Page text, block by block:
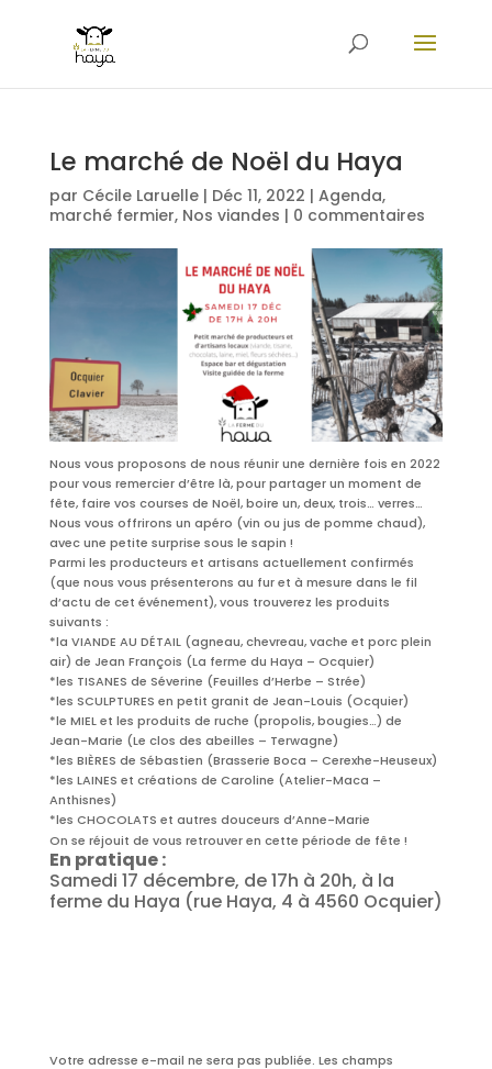
Le marché de Noël du Haya
par Cécile Laruelle| Déc 11, 2022 | Agenda,
marché fermier, Nos viandes | 0 commentaires
Nous vous proposons de nous réunir une dernière fois en 2022
pour vous remercier d’être là, pour partager un moment de
fête, faire vos courses de Noël, boire un, deux, trois… verres…
Nous vous offrirons un apéro (vin ou jus de pomme chaud),
avec une petite surprise sous le sapin !
Parmi les producteurs et artisans actuellement confirmés
(que nous vous présenterons au fur et à mesure dans le fil
d’actu de cet événement), vous trouverez les produits
suivants :
*la VIANDE AU DÉTAIL (agneau, chevreau, vache et porc plein
air) de Jean François (La ferme du Haya – Ocquier)
*les TISANES de Séverine (Feuilles d’Herbe – Strée)
*les SCULPTURES en petit granit de Jean-Louis (Ocquier)
*le MIEL et les produits de ruche (propolis, bougies…) de
Jean-Marie (Le clos des abeilles – Terwagne)
*les BIÈRES de Sébastien (Brasserie Boca – Cerexhe-Heuseux)
*les LAINES et créations de Caroline (Atelier-Maca –
Anthisnes)
*les CHOCOLATS et autres douceurs d’Anne-Marie
On se réjouit de vous retrouver en cette période de fête !
En pratique :
Samedi 17 décembre, de 17h à 20h, à la
ferme du Haya (rue Haya, 4 à 4560 Ocquier)
Votre adresse e-mail ne sera pas publiée. Les champs